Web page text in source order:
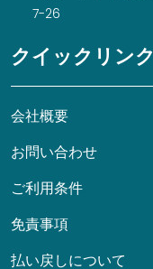
7-26
クイックリンク
会社概要
お問い合わせ
ご利用条件
免責事項
払い戻しについて